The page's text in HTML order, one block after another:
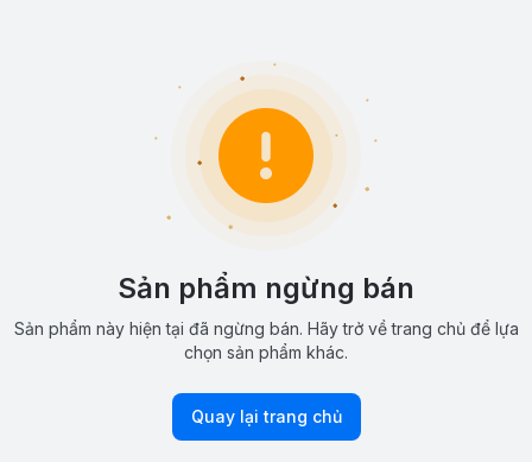
Sản phẩm ngừng bán
Sản phẩm này hiện tại đã ngừng bán. Hãy trở về trang chủ để lựa
chọn sản phẩm khác.
Quay lại trang chủ